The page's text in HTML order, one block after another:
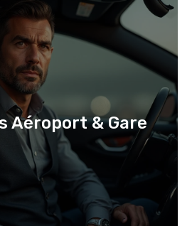
Aéroport & Gare